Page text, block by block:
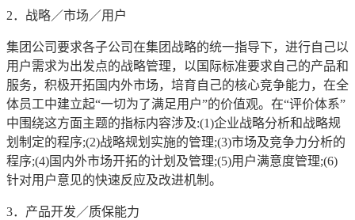
2．战略／市场／用户
集团公司要求各子公司在集团战略的统一指导下，进行自己以
用户需求为出发点的战略管理，以国际标准要求自己的产品和
服务，积极开拓国内外市场，培育自己的核心竞争能力，在全
体员工中建立起“一切为了满足用户”的价值观。在“评价体系”
中围绕这方面主题的指标内容涉及:(1)企业战略分析和战略规
划制定的程序;(2)战略规划实施的管理;(3)市场及竞争力分析的
程序;(4)国内外市场开拓的计划及管理;(5)用户满意度管理;(6)
针对用户意见的快速反应及改进机制。
3．产品开发／质保能力